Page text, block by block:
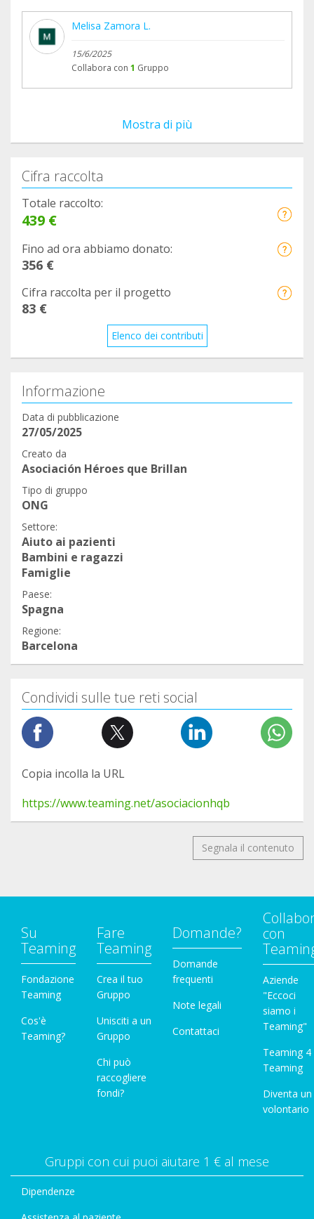
Melisa Zamora L.
15/6/2025
Collabora con 1 Gruppo
Mostra di più
Cifra raccolta
Totale raccolto:
439 €
Fino ad ora abbiamo donato:
356 €
Cifra raccolta per il progetto
83 €
Elenco dei contributi
Informazione
Data di pubblicazione
27/05/2025
Creato da
Asociación Héroes que Brillan
Tipo di gruppo
ONG
Settore:
Aiuto ai pazienti
Bambini e ragazzi
Famiglie
Paese:
Spagna
Regione:
Barcelona
Condividi sulle tue reti social
Copia incolla la URL
https://www.teaming.net/asociacionhqb
Segnala il contenuto
Su
Teaming
Fondazione
Teaming
Cos'è
Teaming?
Fare
Teaming
Crea il tuo
Gruppo
Unisciti a un
Gruppo
Chi può
raccogliere
fondi?
Domande?
Domande
frequenti
Note legali
Contattaci
con
Aziende
"Eccoci
siamo i
Teaming"
Teaming 4
Teaming
Diventa un
volontario
Gruppi con cui puoi aiutare 1 € al mese
Dipendenze